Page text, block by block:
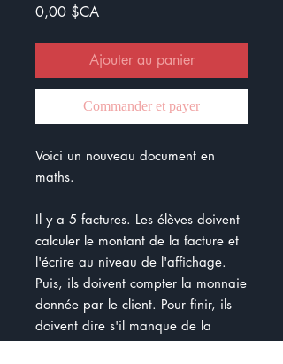
0,00 $CAPrix
Ajouter au panier
Commander et payer
Voici un nouveau document en
maths.
Il y a 5 factures. Les élèves doivent
calculer le montant de la facture et
l'écrire au niveau de l'affichage.
Puis, ils doivent compter la monnaie
donnée par le client. Pour finir, ils
doivent dire s'il manque de la
monnaie ou le montant qu'ils